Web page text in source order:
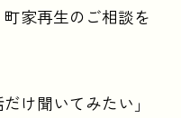
家再生のご相談を
け聞いてみたい」